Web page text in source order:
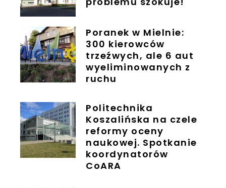
Poranek w Mielnie:
300 kierowców
trzeźwych, ale 6 aut
wyeliminowanych z
ruchu
Politechnika
Koszalińska na czele
reformy oceny
naukowej. Spotkanie
koordynatorów
CoARA